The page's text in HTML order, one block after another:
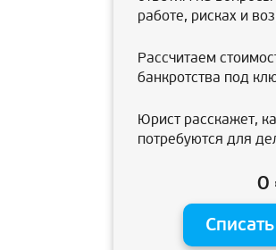
работе, рисках и
Рассчитаем
банкротства под
Юрист расскажет,
потребуются для
0